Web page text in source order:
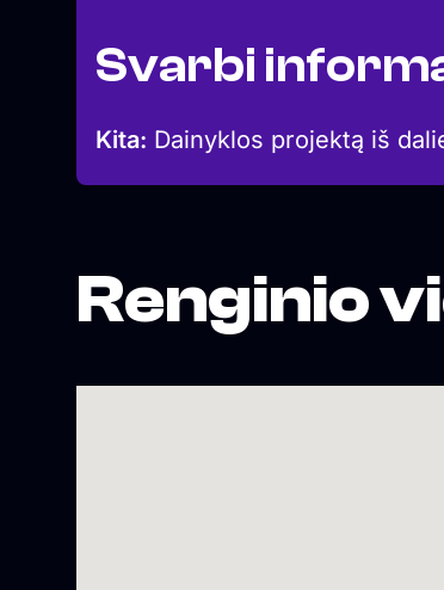
Svarbi
Kita: Dainyklos projektą iš
Renginio